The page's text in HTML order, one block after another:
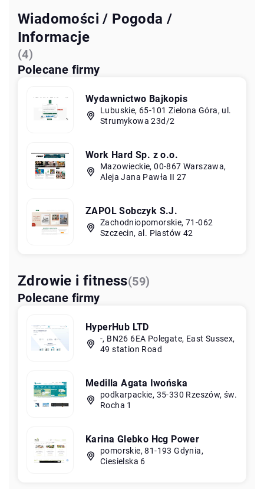
Wiadomości / Pogoda /
Informacje
(4)
Polecane firmy
Wydawnictwo Bajkopis
Lubuskie, 65-101 Zielona Góra, ul.
Strumykowa 23d/2
Work Hard Sp. z o.o.
Mazowieckie, 00-867 Warszawa,
Aleja Jana Pawła II 27
ZAPOL Sobczyk S.J.
Zachodniopomorskie, 71-062
Szczecin, al. Piastów 42
Zdrowie i fitness(59)
Polecane firmy
HyperHub LTD
-, BN26 6EA Polegate, East Sussex,
49 station Road
Medilla Agata Iwońska
podkarpackie, 35-330 Rzeszów, św.
Rocha 1
Karina Glebko Hcg Power
pomorskie, 81-193 Gdynia,
Ciesielska 6